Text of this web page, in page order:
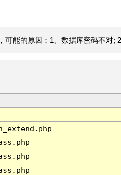
能的原因：1、数据库密码不对; 2